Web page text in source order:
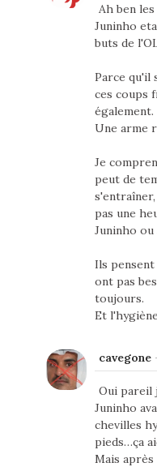
Ah ben
Juninho
buts de
Parce qu'il
ces coups
également.
Une arme
Je
peut de
pas une
Juninho ou
Ils
ont pas
toujours.
Et
cavegone
Oui pareil
Juninho
chevilles
pieds…ça
Mais